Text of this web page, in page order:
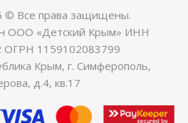
© Все права защищены.
ООО «Детский Крым» ИНН
ОГРН 1159102083799
Крым, г. Симферополь,
д.4, кв.17